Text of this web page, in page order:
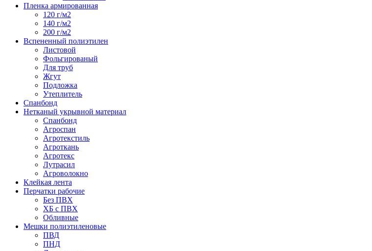
Пленка армированная
120 г/м2
140 г/м2
200 г/м2
Вспененный полиэтилен
Листовой
Фольгированый
Для труб
Жгут
Подложка
Утеплитель
Спанбонд
Нетканый укрывной материал
Спанбонд
Агроспан
Агротекстиль
Агроткань
Агротекс
Лутрасил
Агроволокно
Клейкая лента
Перчатки рабочие
Без ПВХ
ХБ с ПВХ
Обливные
Мешки полиэтиленовые
ПВД
ПНД